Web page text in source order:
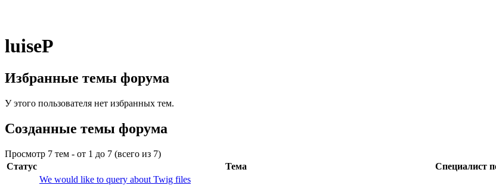
luiseP
Избранные темы форума
У этого пользователя нет избранных тем.
Созданные темы форума
Просмотр 7 тем - от 1 до 7 (всего из 7)
Статус
Тема Специалист
We would like to query about Twig files